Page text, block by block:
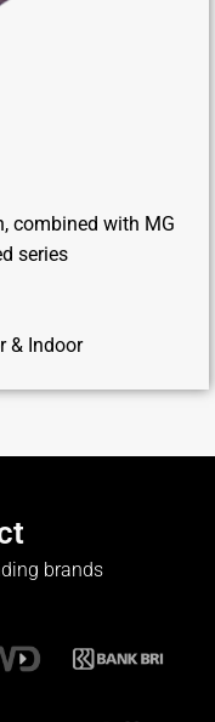
combined with MG
series
& Indoor
brands